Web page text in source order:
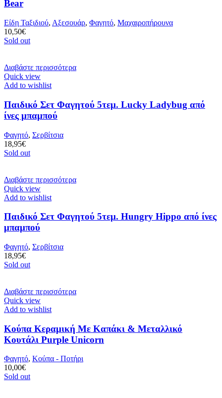
Bear
Είδη Ταξιδιού, Αξεσουάρ, Φαγητό, Μαχαιροπήρουνα
10,50€
Sold out
Διαβάστε περισσότερα
Quick view
Add to wishlist
Παιδικό Σετ Φαγητού 5τεμ. Lucky Ladybug από
ίνες μπαμπού
Φαγητό, Σερβίτσια
18,95€
Sold out
Διαβάστε περισσότερα
Quick view
Add to wishlist
Παιδικό Σετ Φαγητού 5τεμ. Hungry Hippo από ίνες
μπαμπού
Φαγητό, Σερβίτσια
18,95€
Sold out
Διαβάστε περισσότερα
Quick view
Add to wishlist
Κούπα Κεραμική Με Καπάκι & Μεταλλικό
Κουτάλι Purple Unicorn
Φαγητό, Κούπα - Ποτήρι
10,00€
Sold out